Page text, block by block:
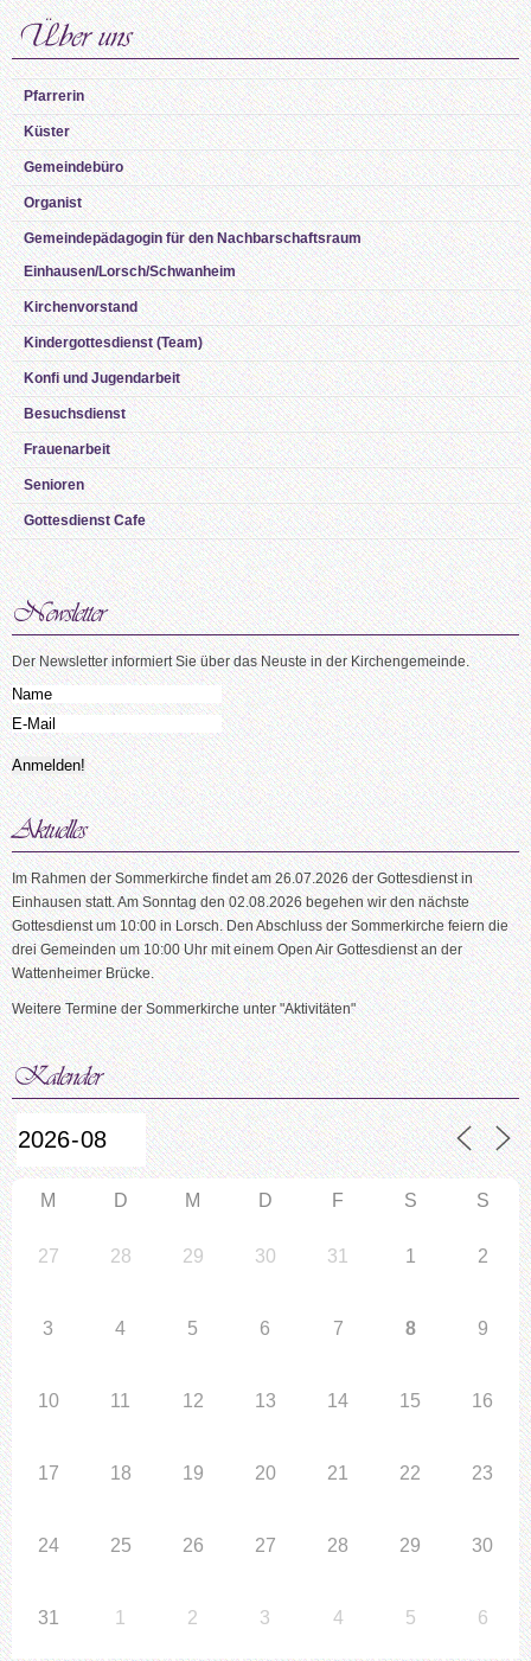
Pfarrerin
Küster
Gemeindebüro
Organist
Gemeindepädagogin für den Nachbarschaftsraum
Einhausen/Lorsch/Schwanheim
Kirchenvorstand
Kindergottesdienst (Team)
Konfi und Jugendarbeit
Besuchsdienst
Frauenarbeit
Senioren
Gottesdienst Cafe
Der Newsletter informiert Sie über das Neuste in der Kirchengemeinde.
Im Rahmen der Sommerkirche findet am 26.07.2026 der Gottesdienst in
Einhausen statt. Am Sonntag den 02.08.2026 begehen wir den nächste
Gottesdienst um 10:00 in Lorsch. Den Abschluss der Sommerkirche feiern die
drei Gemeinden um 10:00 Uhr mit einem Open Air Gottesdienst an der
Wattenheimer Brücke.
Weitere Termine der Sommerkirche unter "Aktivitäten"
M D M D F S S
27 28 29 30 31 1 2
3 4 5 6 7 8 9
10 11 12 13 14 15 16
17 18 19 20 21 22 23
24 25 26 27 28 29 30
31 1 2 3 4 5 6